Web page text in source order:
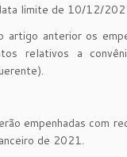
limite de 10/12/
artigo anterior os
relativos a
empenhadas com
de 2021.